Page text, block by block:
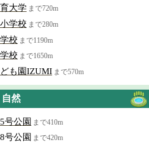
大学 まで720m
学校 まで280m
校 まで1190m
校 まで1650m
も園IZUMI まで570m
然
号公園 まで410m
号公園 まで420m